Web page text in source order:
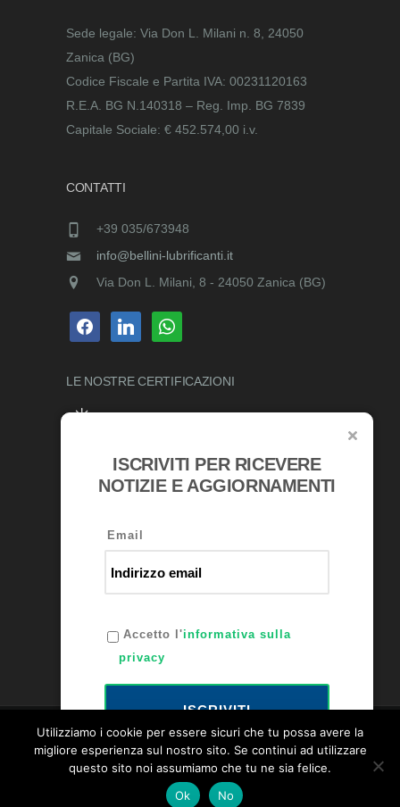
Sede legale: Via Don L. Milani n. 8, 24050
Zanica (BG)
Codice Fiscale e Partita IVA: 00231120163
R.E.A. BG N.140318 – Reg. Imp. BG 7839
Capitale Sociale: € 452.574,00 i.v.
CONTATTI
+39 035/673948
info@bellini-lubrificanti.it
Via Don L. Milani, 8 - 24050 Zanica (BG)
facebooklinkedin whatsapp
LE NOSTRECERTIFICAZIONI
RICONOSCIMENTI
Bellini Lubrificanti P.IVA: 00231120163 -
ISCRIVITI PER RICEVERE
NOTIZIE E AGGIORNAMENTI
Email
Accetto l'informativa sulla
privacy
ISCRIVITI
Utilizziamo i cookie per essere sicuri che tu possa avere la
migliore esperienza sul nostro sito. Se continui ad utilizzare
questo sito noi assumiamo che tu ne sia felice.
Ok
No